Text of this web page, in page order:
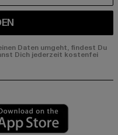
Daten umgeht, findest Du
Dich jederzeit kostenfei